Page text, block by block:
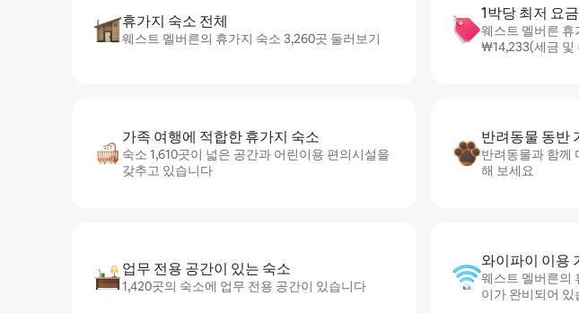
휴가지 숙소 전체
웨스트 멜버른의 휴가지 숙소 3,260곳 둘러보기
1박당 최저 요금
웨스트 멜버른 휴
₩14,233(세금 및
가족 여행에 적합한 휴가지 숙소
숙소 1,610곳이 넓은 공간과 어린이용 편의시설을
갖추고 있습니다
반려동물 동반
반려동물과 함께
해 보세요
업무 전용 공간이 있는 숙소
1,420곳의 숙소에 업무 전용 공간이 있습니다
와이파이 이용
웨스트 멜버른의
이가 완비되어 있